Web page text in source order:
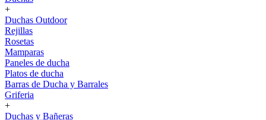
+
Duchas Outdoor
Rejillas
Rosetas
Mamparas
Paneles de ducha
Platos de ducha
Barras de Ducha y Barrales
Griferia
+
Duchas y Bañeras